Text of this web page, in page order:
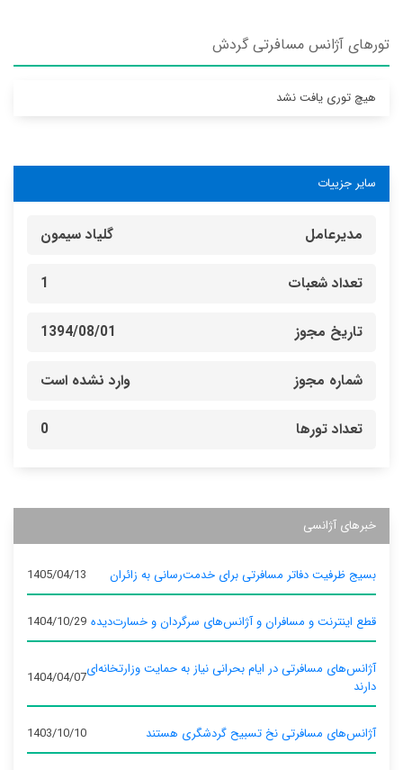
تورهای آژانس مسافرتی گردش
هیچ توری یافت نشد
سایر جزییات
مدیرعامل گلیاد سیمون
تعداد شعبات 1
تاریخ مجوز 1394/08/01
شماره مجوز وارد نشده است
تعداد تورها 0
خبرهای آژانسی
بسیج ظرفیت دفاتر مسافرتی برای خدمت‌رسانی به زائران 1405/04/13
قطع اینترنت و مسافران و آژانس‌های سرگردان و خسارت‌دیده 1404/10/29
آژانس‌های مسافرتی در ایام بحرانی نیاز به حمایت وزارتخانه‌ای
دارند
1404/04/07
آژانس‌های مسافرتی نخ تسبیح گردشگری هستند 1403/10/10